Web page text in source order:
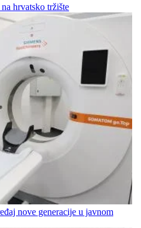
hrvatsko tržište
nove generacije u javnom